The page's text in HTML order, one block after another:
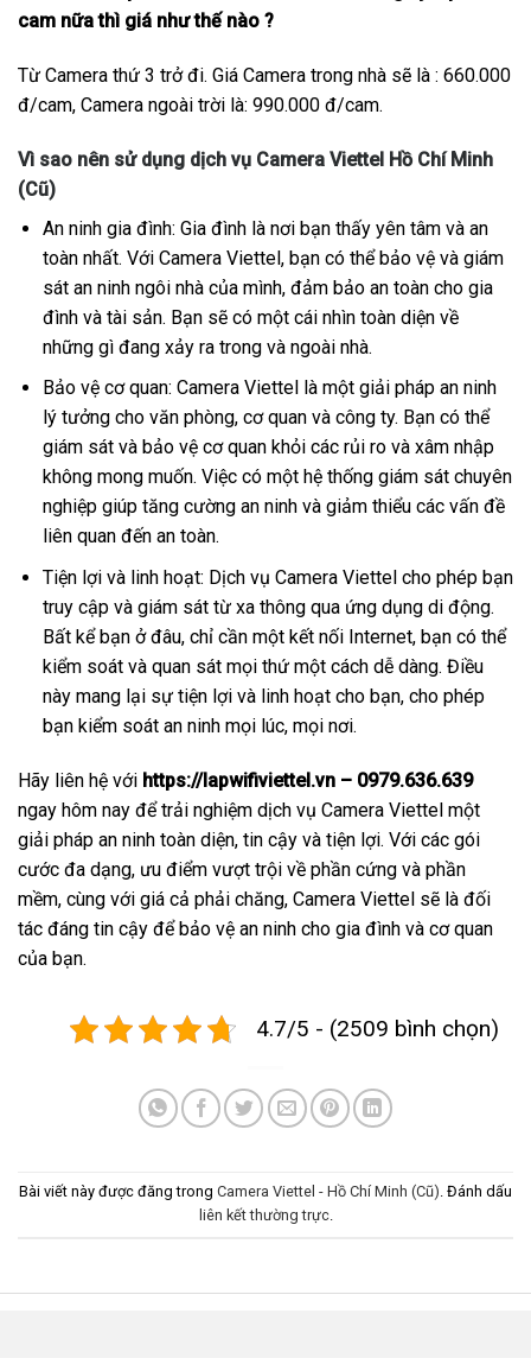
cam nữa thì giá như thế nào ?
Từ Camera thứ 3 trở đi. Giá Camera trong nhà sẽ là : 660.000
đ/cam, Camera ngoài trời là: 990.000 đ/cam.
Vì sao nên sử dụng dịch vụ Camera Viettel Hồ Chí Minh
(Cũ)
An ninh gia đình: Gia đình là nơi bạn thấy yên tâm và an
toàn nhất. Với Camera Viettel, bạn có thể bảo vệ và giám
sát an ninh ngôi nhà của mình, đảm bảo an toàn cho gia
đình và tài sản. Bạn sẽ có một cái nhìn toàn diện về
những gì đang xảy ra trong và ngoài nhà.
Bảo vệ cơ quan: Camera Viettel là một giải pháp an ninh
lý tưởng cho văn phòng, cơ quan và công ty. Bạn có thể
giám sát và bảo vệ cơ quan khỏi các rủi ro và xâm nhập
không mong muốn. Việc có một hệ thống giám sát chuyên
nghiệp giúp tăng cường an ninh và giảm thiểu các vấn đề
liên quan đến an toàn.
Tiện lợi và linh hoạt: Dịch vụ Camera Viettel cho phép bạn
truy cập và giám sát từ xa thông qua ứng dụng di động.
Bất kể bạn ở đâu, chỉ cần một kết nối Internet, bạn có thể
kiểm soát và quan sát mọi thứ một cách dễ dàng. Điều
này mang lại sự tiện lợi và linh hoạt cho bạn, cho phép
bạn kiểm soát an ninh mọi lúc, mọi nơi.
Hãy liên hệ với https://lapwifiviettel.vn – 0979.636.639
ngay hôm nay để trải nghiệm dịch vụ Camera Viettel một
giải pháp an ninh toàn diện, tin cậy và tiện lợi. Với các gói
cước đa dạng, ưu điểm vượt trội về phần cứng và phần
mềm, cùng với giá cả phải chăng, Camera Viettel sẽ là đối
tác đáng tin cậy để bảo vệ an ninh cho gia đình và cơ quan
của bạn.
4.7/5 - (2509 bình chọn)
Bài viết này được đăng trong Camera Viettel - Hồ Chí Minh (Cũ). Đánh dấu
liên kết thường trực.